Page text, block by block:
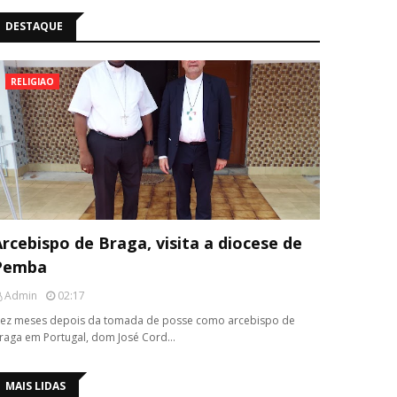
DESTAQUE
RELIGIAO
de Braga, visita a diocese de
Admin
02:17
meses depois da tomada de posse como arcebispo de
em Portugal, dom José Cord…
MAIS LIDAS